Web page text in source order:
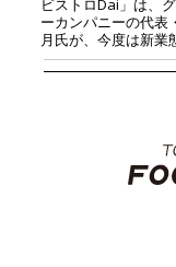
ビストロDai」は、
ーカンパニーの代表
月氏が、今度は新業